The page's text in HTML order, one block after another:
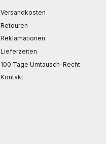
Versandkosten
Retouren
Reklamationen
Lieferzeiten
100 Tage Umtausch-Recht
Kontakt